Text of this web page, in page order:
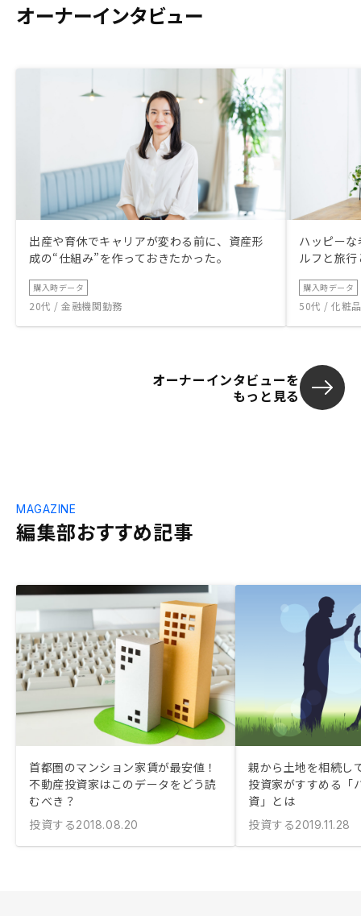
オーナーインタビュー
出産や育休でキャリアが変わる前に、資産形
成の“仕組み”を作っておきたかった。
購入時データ
20代 / 金融機関勤務
ハッピー
ルフと旅
購入時データ
50代 / 化粧
オーナーインタビューを
もっと見る
編集部おすすめ記事
MAGAZINE
首都圏のマンション家賃が最安値！
不動産投資家はこのデータをどう読
むべき？
投資する2018.08.20
親から土地を相続し
投資家がすすめる「
資」とは
投資する2019.11.28